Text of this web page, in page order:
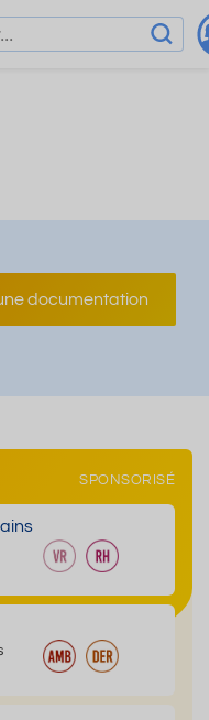
documentation
SPONSORISÉ